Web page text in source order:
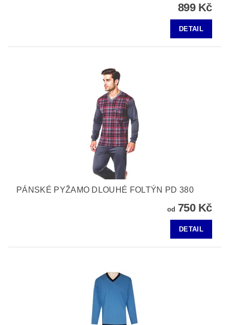
899 Kč
DETAIL
PÁNSKÉ PYŽAMO DLOUHÉ FOLTÝN PD 380
od 750 Kč
DETAIL